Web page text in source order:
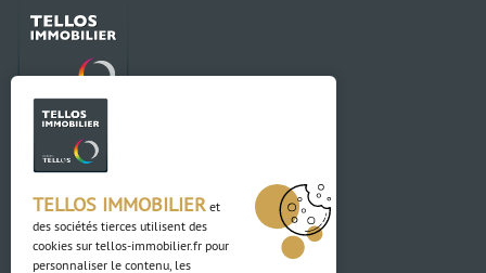
Contact
03 88 04 84 84
Adresse
TELLOS IMMOBILIER et
des sociétés tierces utilisent des
cookies sur tellos-immobilier.fr pour
personnaliser le contenu, les